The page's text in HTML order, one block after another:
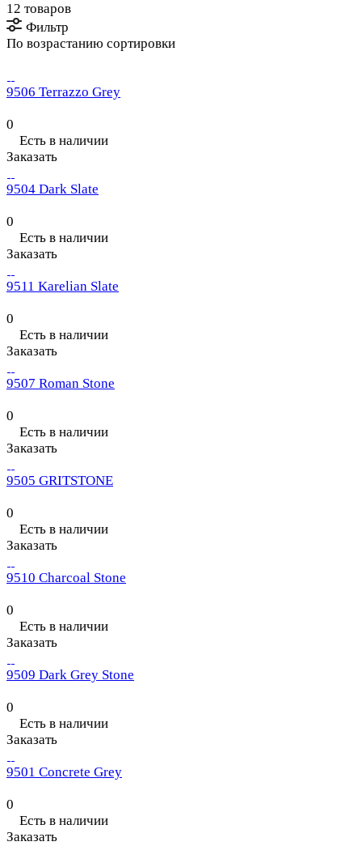
12 товаров
Фильтр
По возрастанию сортировки
9506 Terrazzo Grey
0
Есть в наличии
Заказать
9504 Dark Slate
0
Есть в наличии
Заказать
9511 Karelian Slate
0
Есть в наличии
Заказать
9507 Roman Stone
0
Есть в наличии
Заказать
9505 GRITSTONE
0
Есть в наличии
Заказать
9510 Charcoal Stone
0
Есть в наличии
Заказать
9509 Dark Grey Stone
0
Есть в наличии
Заказать
9501 Concrete Grey
0
Есть в наличии
Заказать